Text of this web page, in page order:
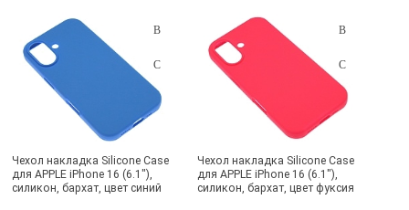
Пурпурный
Разноцветный
Розовый
Салатовый
Светло-бежевый
Себреристый
Чехол накладка Silicone Case
для APPLE iPhone 16 (6.1"),
силикон, бархат, цвет синий
Чехол накладка Silicone Case
для APPLE iPhone 16 (6.1"),
силикон, бархат, цвет фуксия